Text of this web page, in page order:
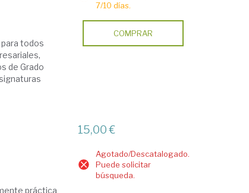
todos
de Grado
7/10 días.
COMPRAR
práctica
15,00 €
Agotado/Descatalogado.
Puede solicitar
búsqueda.